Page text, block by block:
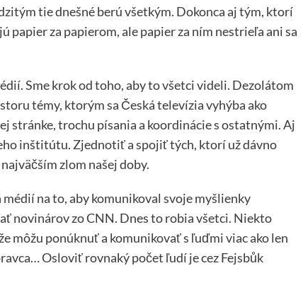
tie dnešné berú všetkým. Dokonca aj tým, ktorí
papier za papierom, ale papier za ním nestrieľa ani sa
Sme krok od toho, aby to všetci videli. Dezolátom
témy, ktorým sa Česká televízia vyhýba ako
stránke, trochu písania a koordinácie s ostatnými. Aj
inštitútu. Zjednotiť a spojiť tých, ktorí už dávno
zlom našej doby.
na to, aby komunikoval svoje myšlienky
novinárov zo CNN. Dnes to robia všetci. Niekto
môžu ponúknuť a komunikovať s ľuďmi viac ako len
Osloviť rovnaký počet ľudí je cez Fejsbůk